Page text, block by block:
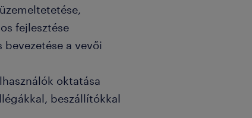
fejlesztése
a vevői
oktatása
beszállítókkal